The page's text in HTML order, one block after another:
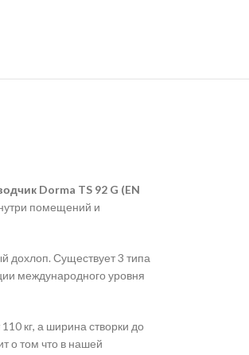
Dorma TS 92 G (EN
помещений и
дохлоп. Существует 3 типа
международного уровня
кг, а ширина створки до
о том что в нашей